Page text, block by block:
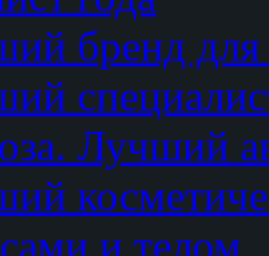
бренд
Лучший
и телом